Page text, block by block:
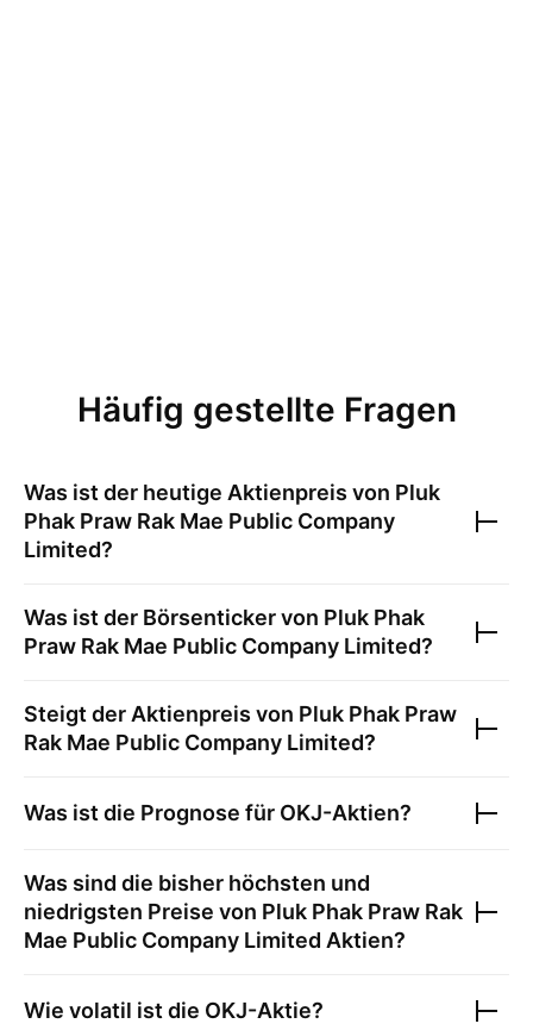
Häufig gestellte Fragen
Was ist der heutige Aktienpreis von Pluk
Phak Praw Rak Mae Public Company
Limited?
Was ist der Börsenticker von Pluk Phak
Praw Rak Mae Public Company Limited?
Steigt der Aktienpreis von Pluk Phak Praw
Rak Mae Public Company Limited?
Was ist die Prognose für OKJ-Aktien?
Was sind die bisher höchsten und
niedrigsten Preise von Pluk Phak Praw Rak
Mae Public Company Limited Aktien?
Wie volatil ist die OKJ-Aktie?